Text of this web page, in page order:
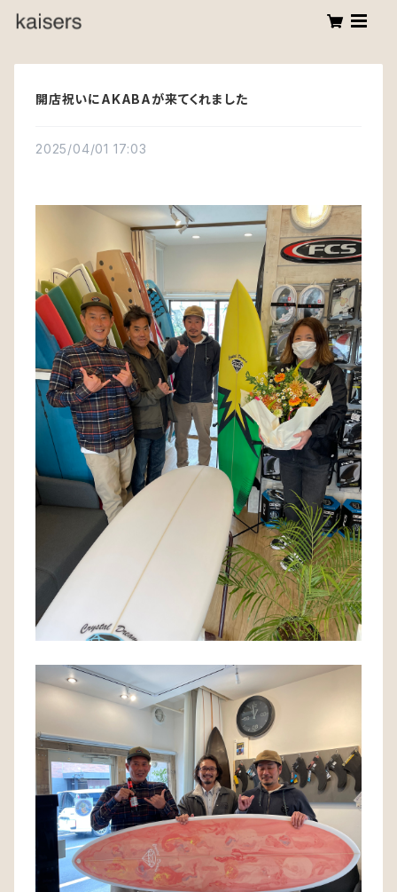
開店祝いにAKABAが来てくれました
2025/04/01 17:03